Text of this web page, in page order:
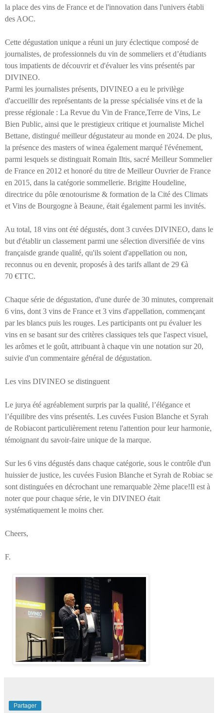
la place des vins de France et de l'innovation dans l'univers établi
des AOC.
Cette dégustation unique a réuni un jury éclectique composé de
journalistes, de professionnels du vin de sommeliers et d’étudiants
tous impatients de découvrir et d'évaluer les vins présentés par
DIVINEO.
Parmi les journalistes présents, DIVINEO a eu le privilège
d'accueillir des représentants de la presse spécialisée vins et de la
presse régionale : La Revue du Vin de France,Terre de Vins, Le
Bien Public, ainsi que le prestigieux critique et journaliste Michel
Bettane, distingué meilleur dégustateur au monde en 2024. De plus,
la présence des masters of winea également marqué l'événement,
parmi lesquels se distinguait Romain Iltis, sacré Meilleur Sommelier
de France en 2012 et honoré du titre de Meilleur Ouvrier de France
en 2015, dans la catégorie sommellerie. Brigitte Houdeline,
directrice du pôle œnotourisme & formation de la Cité des Climats
et Vins de Bourgogne à Beaune, était également parmi les invités.
Au total, 18 vins ont été dégustés, dont 3 cuvées DIVINEO, dans le
but d'établir un classement parmi une sélection diversifiée de vins
françaisde grande qualité, qu'ils soient d'appellation ou non,
reconnus ou en devenir, proposés à des tarifs allant de 29 €à
70 €TTC.
Chaque série de dégustation, d'une durée de 30 minutes, comprenait
6 vins, dont 3 vins de France et 3 vins d'appellation, commençant
par les blancs puis les rouges. Les participants ont pu évaluer les
vins en se basant sur des critères classiques tels que l'aspect visuel,
les arômes et le goût, attribuant à chaque vin une notation sur 20,
suivie d'un commentaire général de dégustation.
Les vins DIVINEO se distinguent
Le jurya été agréablement surpris par la qualité, l’élégance et
l’équilibre des vins présentés. Les cuvées Fusion Blanche et Syrah
de Robiacont particulièrement retenu l'attention pour leur harmonie,
témoignant du savoir-faire unique de la marque.
Sur les 6 vins dégustés dans chaque catégorie, sous le contrôle d'un
huissier de justice, les cuvées Fusion Blanche et Syrah de Robiac se
sont distinguées en décrochant une remarquable 2ème place!Il est à
noter que pour chaque série, le vin DIVINEO était
systématiquement le moins cher.
Cheers,
F.
Partager